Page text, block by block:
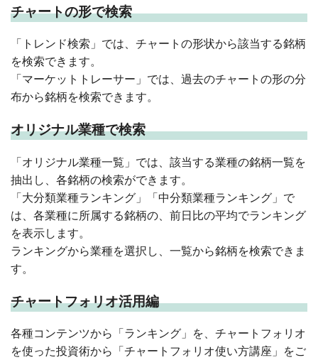
チャートの形で検索
「トレンド検索」では、チャートの形状から該当する銘柄
を検索できます。
「マーケットトレーサー」では、過去のチャートの形の分
布から銘柄を検索できます。
オリジナル業種で検索
「オリジナル業種一覧」では、該当する業種の銘柄一覧を
抽出し、各銘柄の検索ができます。
「大分類業種ランキング」「中分類業種ランキング」で
は、各業種に所属する銘柄の、前日比の平均でランキング
を表示します。
ランキングから業種を選択し、一覧から銘柄を検索できま
す。
チャートフォリオ活用編
各種コンテンツから「ランキング」を、チャートフォリオ
を使った投資術から「チャートフォリオ使い方講座」をご